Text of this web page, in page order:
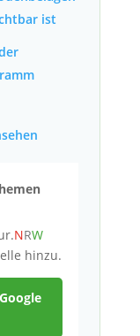
ist
NRW
hinzu.